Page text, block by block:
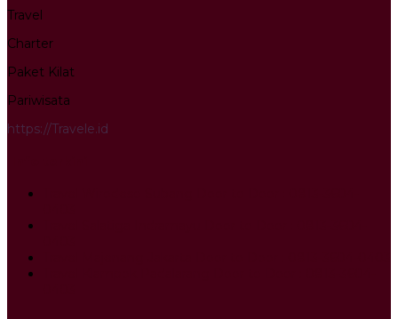
Travel
Charter
Paket Kilat
Pariwisata
https://Travele.id